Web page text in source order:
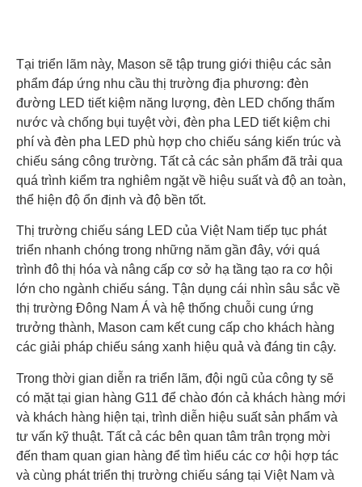
Tại triển lãm này, Mason sẽ tập trung giới thiệu các sản
phẩm đáp ứng nhu cầu thị trường địa phương: đèn
đường LED tiết kiệm năng lượng, đèn LED chống thấm
nước và chống bụi tuyệt vời, đèn pha LED tiết kiệm chi
phí và đèn pha LED phù hợp cho chiếu sáng kiến trúc và
chiếu sáng công trường. Tất cả các sản phẩm đã trải qua
quá trình kiểm tra nghiêm ngặt về hiệu suất và độ an toàn,
thể hiện độ ổn định và độ bền tốt.
Thị trường chiếu sáng LED của Việt Nam tiếp tục phát
triển nhanh chóng trong những năm gần đây, với quá
trình đô thị hóa và nâng cấp cơ sở hạ tầng tạo ra cơ hội
lớn cho ngành chiếu sáng. Tận dụng cái nhìn sâu sắc về
thị trường Đông Nam Á và hệ thống chuỗi cung ứng
trưởng thành, Mason cam kết cung cấp cho khách hàng
các giải pháp chiếu sáng xanh hiệu quả và đáng tin cậy.
Trong thời gian diễn ra triển lãm, đội ngũ của công ty sẽ
có mặt tại gian hàng G11 để chào đón cả khách hàng mới
và khách hàng hiện tại, trình diễn hiệu suất sản phẩm và
tư vấn kỹ thuật. Tất cả các bên quan tâm trân trọng mời
đến tham quan gian hàng để tìm hiểu các cơ hội hợp tác
và cùng phát triển thị trường chiếu sáng tại Việt Nam và